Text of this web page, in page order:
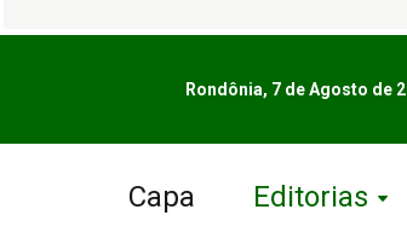
Rondônia, 7 de Agosto de
Capa Editorias